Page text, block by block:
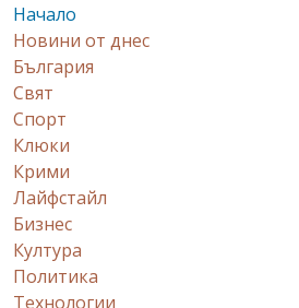
Начало
Новини от днес
България
Свят
Спорт
Клюки
Крими
Лайфстайл
Бизнес
Култура
Политика
Технологии